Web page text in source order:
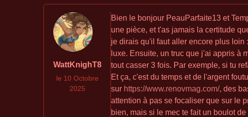
WattKnighT8
le 10 Octobre
2025
Bien le bonjour PeauParfaite13 et
une pièce, et t'as jamais la certitude
je dirais qu'il faut aller encore plus loin
luxe. Ensuite, un truc que j'ai appris à
tout casser 3 fois. Par exemple, si tu
Et ça, c'est du temps et de l'argent
sur https://www.renovmag.com/, des
attention à pas se focaliser que sur le
bien, mais si le mec te fait un boulot